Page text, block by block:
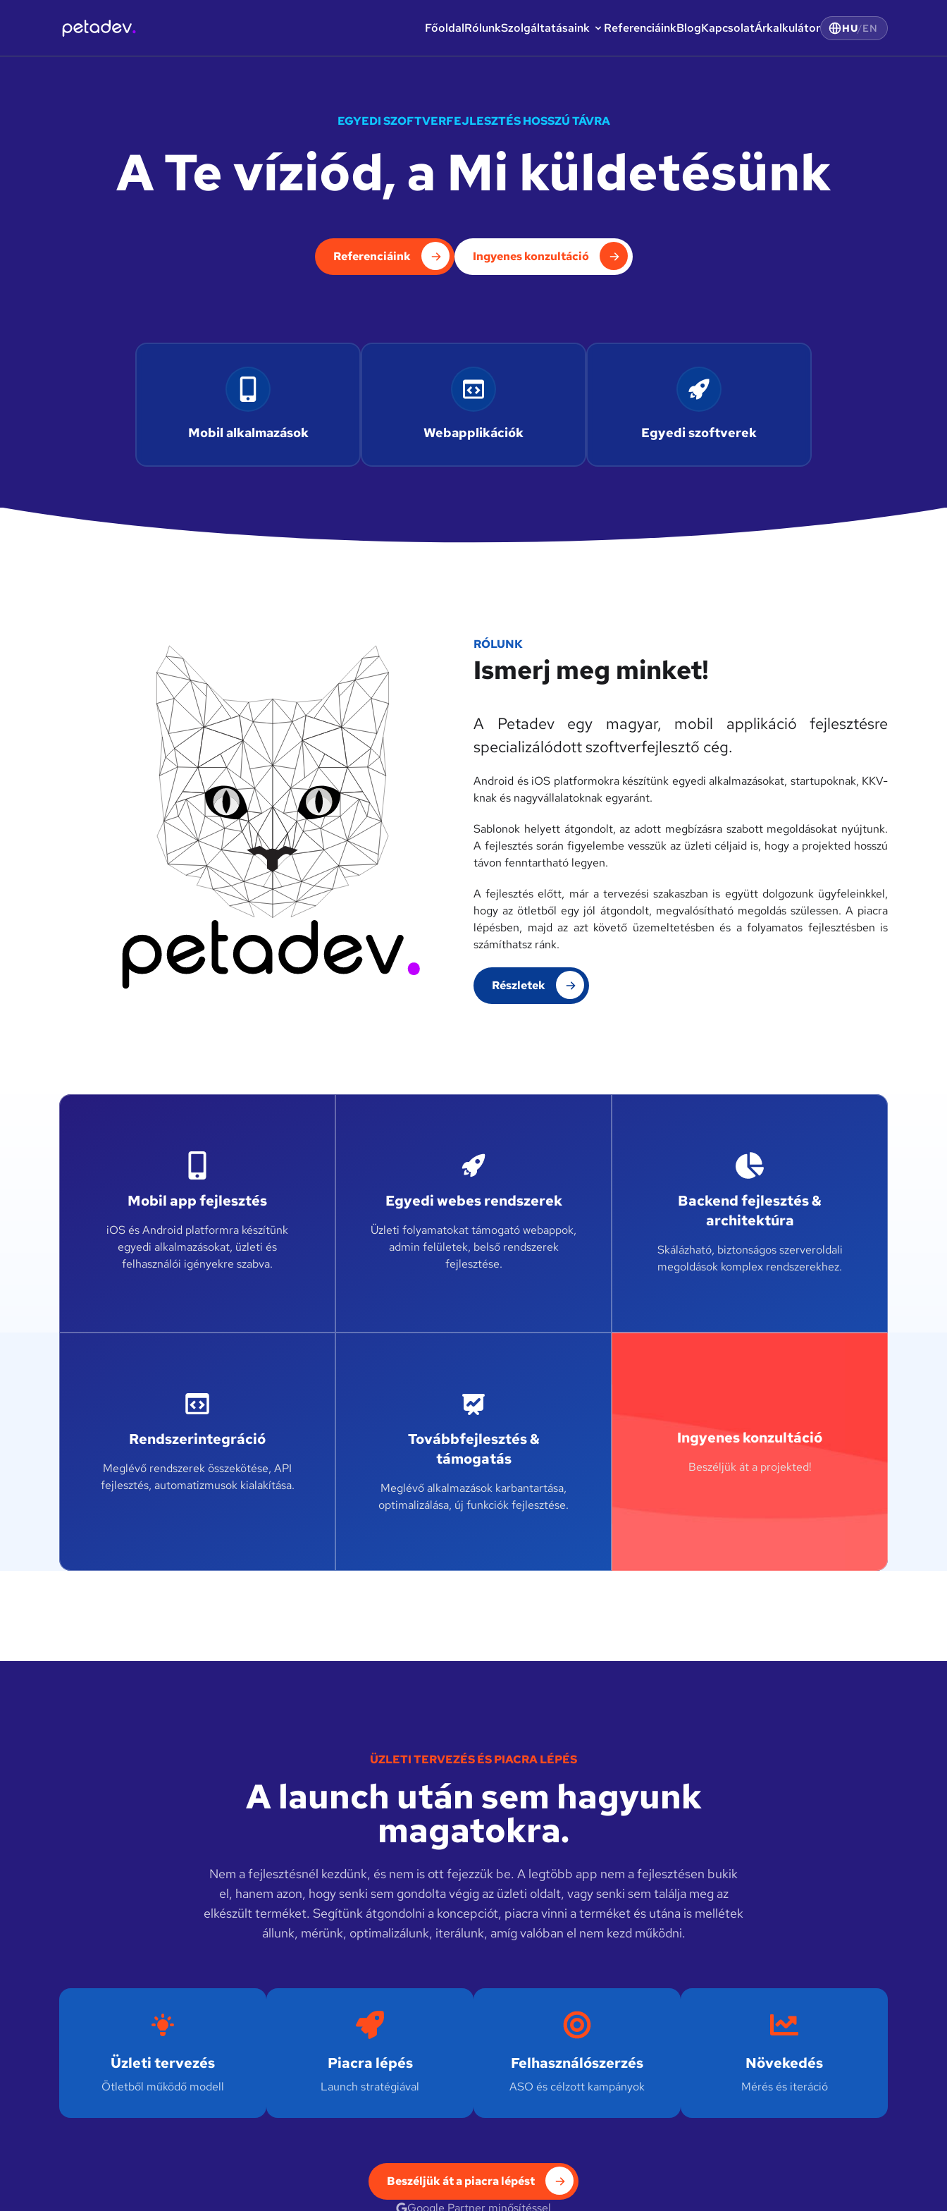
FőoldalRólunkSzolgáltatásaink ReferenciáinkBlogKapcsolatÁrkalkulátor HU/EN
EGYEDI SZOFTVERFEJLESZTÉS HOSSZÚ TÁVRA
A Te víziód, a Mi küldetésünk
Referenciáink Ingyenes konzultáció
Mobil alkalmazások Webapplikációk Egyedi szoftverek
RÓLUNK
Ismerj meg minket!
A Petadev egy magyar, mobil applikáció fejlesztésre
specializálódott szoftverfejlesztő cég.
Android és iOS platformokra készítünk egyedi alkalmazásokat, startupoknak, KKV-
knak és nagyvállalatoknak egyaránt.
Sablonok helyett átgondolt, az adott megbízásra szabott megoldásokat nyújtunk.
A fejlesztés során figyelembe vesszük az üzleti céljaid is, hogy a projekted hosszú
távon fenntartható legyen.
A fejlesztés előtt, már a tervezési szakaszban is együtt dolgozunk ügyfeleinkkel,
hogy az ötletből egy jól átgondolt, megvalósítható megoldás szülessen. A piacra
lépésben, majd az azt követő üzemeltetésben és a folyamatos fejlesztésben is
számíthatsz ránk.
Részletek
Mobil app fejlesztés
iOS és Android platformra készítünk
egyedi alkalmazásokat, üzleti és
felhasználói igényekre szabva.
Egyedi webes rendszerek
Üzleti folyamatokat támogató webappok,
admin felületek, belső rendszerek
fejlesztése.
Backend fejlesztés &
architektúra
Skálázható, biztonságos szerveroldali
megoldások komplex rendszerekhez.
Rendszerintegráció
Meglévő rendszerek összekötése, API
fejlesztés, automatizmusok kialakítása.
Továbbfejlesztés &
támogatás
Meglévő alkalmazások karbantartása,
optimalizálása, új funkciók fejlesztése.
Ingyenes konzultáció
Beszéljük át a projekted!
ÜZLETI TERVEZÉS ÉS PIACRA LÉPÉS
A launch után sem hagyunk
magatokra.
Nem a fejlesztésnél kezdünk, és nem is ott fejezzük be. A legtöbb app nem a fejlesztésen bukik
el, hanem azon, hogy senki sem gondolta végig az üzleti oldalt, vagy senki sem találja meg az
elkészült terméket. Segítünk átgondolni a koncepciót, piacra vinni a terméket és utána is mellétek
állunk, mérünk, optimalizálunk, iterálunk, amíg valóban el nem kezd működni.
Üzleti tervezés
Ötletből működő modell
Piacra lépés
Launch stratégiával
Felhasználószerzés
ASO és célzott kampányok
Növekedés
Mérés és iteráció
Beszéljük át a piacra lépést
Google Partner minősítéssel